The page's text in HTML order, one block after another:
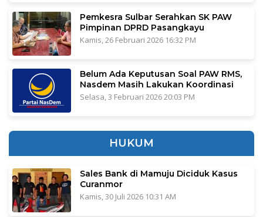
Pemkesra Sulbar Serahkan SK PAW
Pimpinan DPRD Pasangkayu
Kamis, 26 Februari 2026 16:32 PM
Belum Ada Keputusan Soal PAW RMS,
Nasdem Masih Lakukan Koordinasi
Selasa, 3 Februari 2026 20:03 PM
HUKUM
Sales Bank di Mamuju Diciduk Kasus
Curanmor
Kamis, 30 Juli 2026 10:31 AM